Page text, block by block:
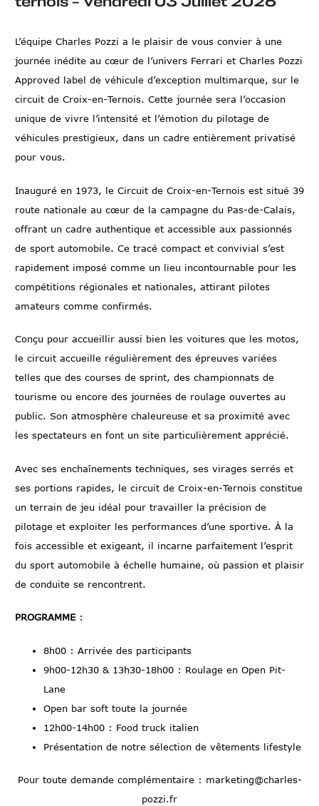
L’équipe Charles Pozzi a le plaisir de vous convier à une
journée inédite au cœur de l’univers Ferrari et Charles Pozzi
Approved label de véhicule d’exception multimarque, sur le
circuit de Croix-en-Ternois. Cette journée sera l’occasion
unique de vivre l’intensité et l’émotion du pilotage de
véhicules prestigieux, dans un cadre entièrement privatisé
pour vous.
Inauguré en 1973, le Circuit de Croix-en-Ternois est situé 39
route nationale au cœur de la campagne du Pas-de-Calais,
offrant un cadre authentique et accessible aux passionnés
de sport automobile. Ce tracé compact et convivial s’est
rapidement imposé comme un lieu incontournable pour les
compétitions régionales et nationales, attirant pilotes
amateurs comme confirmés.
Conçu pour accueillir aussi bien les voitures que les motos,
le circuit accueille régulièrement des épreuves variées
telles que des courses de sprint, des championnats de
tourisme ou encore des journées de roulage ouvertes au
public. Son atmosphère chaleureuse et sa proximité avec
les spectateurs en font un site particulièrement apprécié.
Avec ses enchaînements techniques, ses virages serrés et
ses portions rapides, le circuit de Croix-en-Ternois constitue
un terrain de jeu idéal pour travailler la précision de
pilotage et exploiter les performances d’une sportive. À la
fois accessible et exigeant, il incarne parfaitement l’esprit
du sport automobile à échelle humaine, où passion et plaisir
de conduite se rencontrent.
PROGRAMME :
8h00 : Arrivée des participants
9h00-12h30 & 13h30-18h00 : Roulage en Open Pit-
Lane
Open bar soft toute la journée
12h00-14h00 : Food truck italien
Présentation de notre sélection de vêtements lifestyle
Pour toute demande complémentaire : marketing@charles-
pozzi.fr